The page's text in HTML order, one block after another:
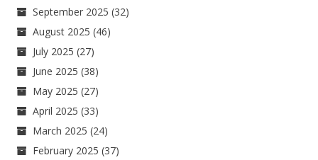
September 2025 (32)
August 2025 (46)
July 2025 (27)
June 2025 (38)
May 2025 (27)
April 2025 (33)
March 2025 (24)
February 2025 (37)